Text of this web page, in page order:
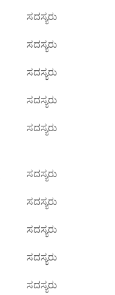
ಸದಸ್ಯರು
ಸದಸ್ಯರು
ಸದಸ್ಯರು
ಸದಸ್ಯರು
ಸದಸ್ಯರು
ಸದಸ್ಯರು
ಸದಸ್ಯರು
ಸದಸ್ಯರು
ಸದಸ್ಯರು
ಸದಸ್ಯರು